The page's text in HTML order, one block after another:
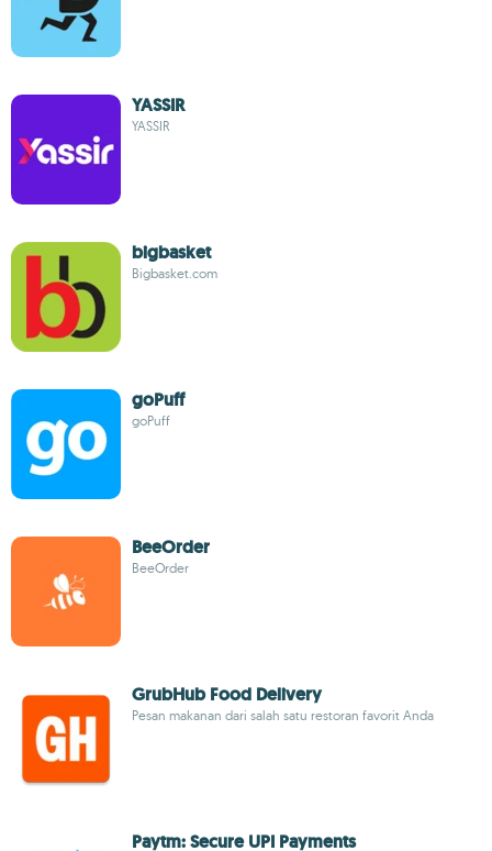
YASSIR
YASSIR
bigbasket
Bigbasket.com
goPuff
goPuff
BeeOrder
BeeOrder
GrubHub Food Delivery
Pesan makanan dari salah satu restoran favorit Anda
Paytm: Secure UPI Payments